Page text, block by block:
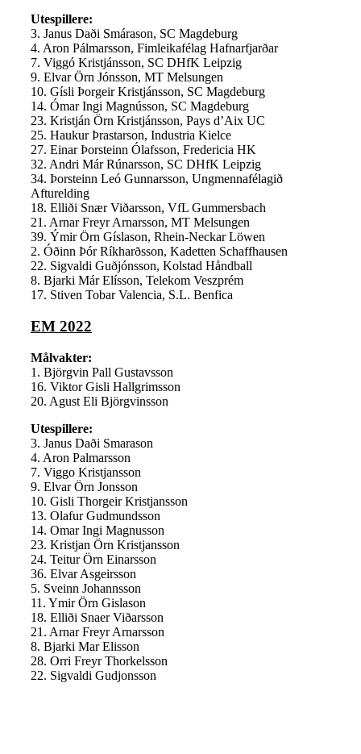
Utespillere:
3. Janus Daði Smárason, SC Magdeburg
4. Aron Pálmarsson, Fimleikafélag Hafnarfjarðar
7. Viggó Kristjánsson, SC DHfK Leipzig
9. Elvar Örn Jónsson, MT Melsungen
10. Gísli Þorgeir Kristjánsson, SC Magdeburg
14. Ómar Ingi Magnússon, SC Magdeburg
23. Kristján Örn Kristjánsson, Pays d’Aix UC
25. Haukur Þrastarson, Industria Kielce
27. Einar Þorsteinn Ólafsson, Fredericia HK
32. Andri Már Rúnarsson, SC DHfK Leipzig
34. Þorsteinn Leó Gunnarsson, Ungmennafélagið
Afturelding
18. Elliði Snær Viðarsson, VfL Gummersbach
21. Arnar Freyr Arnarsson, MT Melsungen
39. Ýmir Örn Gíslason, Rhein-Neckar Löwen
2. Óðinn Þór Ríkharðsson, Kadetten Schaffhausen
22. Sigvaldi Guðjónsson, Kolstad Håndball
8. Bjarki Már Elísson, Telekom Veszprém
17. Stiven Tobar Valencia, S.L. Benfica
EM 2022
Målvakter:
1. Björgvin Pall Gustavsson
16. Viktor Gisli Hallgrimsson
20. Agust Eli Björgvinsson
Utespillere:
3. Janus Daði Smarason
4. Aron Palmarsson
7. Viggo Kristjansson
9. Elvar Örn Jonsson
10. Gisli Thorgeir Kristjansson
13. Olafur Gudmundsson
14. Omar Ingi Magnusson
23. Kristjan Örn Kristjansson
24. Teitur Örn Einarsson
36. Elvar Asgeirsson
5. Sveinn Johannsson
11. Ymir Örn Gislason
18. Elliði Snaer Viðarsson
21. Arnar Freyr Arnarsson
8. Bjarki Mar Elisson
28. Orri Freyr Thorkelsson
22. Sigvaldi Gudjonsson